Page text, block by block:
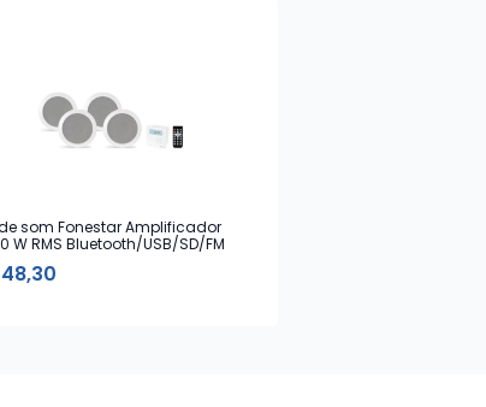
som Fonestar Amplificador
W RMS Bluetooth/USB/SD/FM